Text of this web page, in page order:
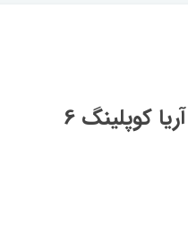
کپسول آتش نشانی پودر و گاز ABC آریا کوپلینگ 6